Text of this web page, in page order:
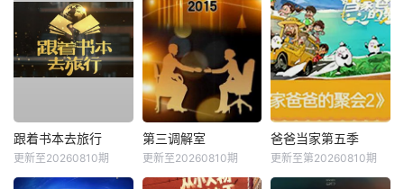
跟着书本去旅行
更新至20260810期
第三调解室
更新至20260810期
爸爸当家第五季
更新至第20260810期